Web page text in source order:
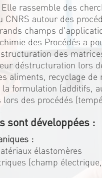
rassemble des
autour des
champs
des Procédés a
des
déstructuration lors
aliments, recyclage
formulation (additifs,
des procédés
sont développées :
:
élastomères
(champ